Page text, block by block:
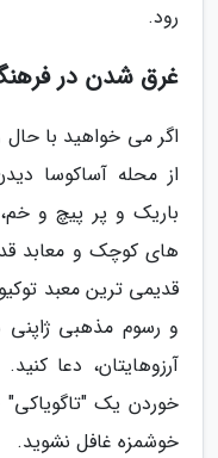
رود.
غرق شدن در
اگر می خواهید با
از محله آساکوسا
باریک و پر پیچ و
قدیمی ترین معبد
و رسوم مذهبی ژاپنی
آرزوهایتان، دعا
خوردن یک
خوشمزه غافل نشوید.